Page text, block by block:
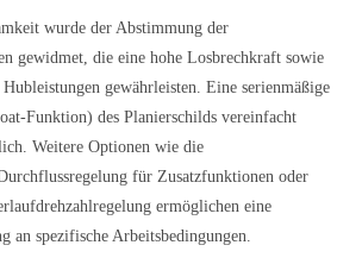
wurde der Abstimmung der
gewidmet, die eine hohe Losbrechkraft sowie
gewährleisten. Eine serienmäßige
Funktion) des Planierschilds vereinfacht
Weitere Optionen wie die
für Zusatzfunktionen oder
ermöglichen eine
an spezifische Arbeitsbedingungen.